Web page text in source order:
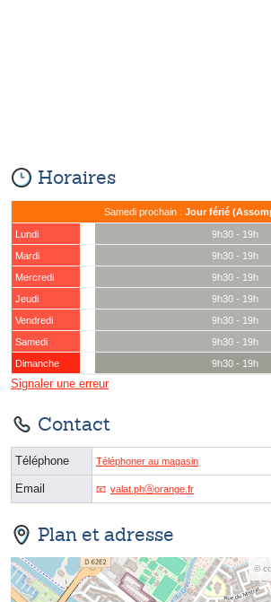
Horaires
Samedi prochain : Jour férié
Lundi
9h30 - 19h
Mardi
9h30 - 19h
Mercredi
9h30 - 19h
Jeudi
9h30 - 19h
Vendredi
9h30 - 19h
Samedi
9h30 - 19h
Dimanche
9h30 - 19h
Signaler une erreur
Contact
Téléphone Téléphoner au magasin
Email valat.phⓐorange.fr
Plan et adresse
©